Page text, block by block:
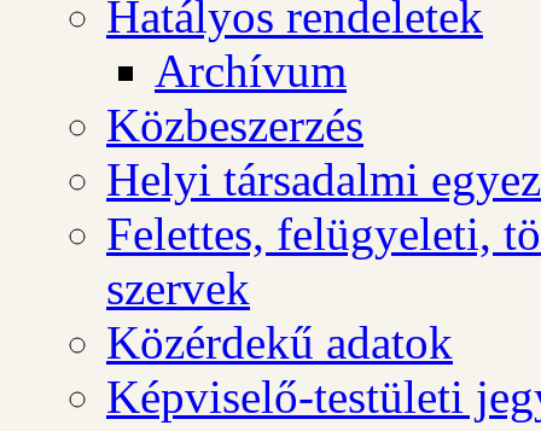
Hatályos rendeletek
Archívum
Közbeszerzés
Helyi társadalmi
Felettes, felügyeleti,
szervek
Közérdekű adatok
Képviselő-testületi